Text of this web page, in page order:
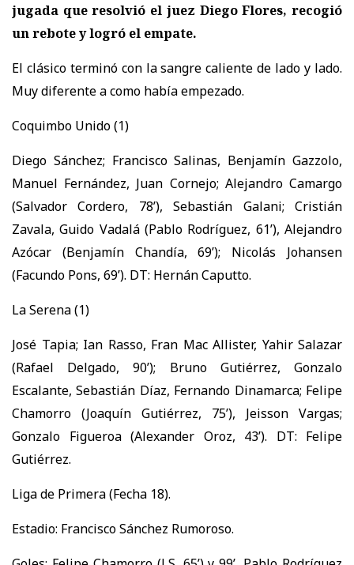
jugada que resolvió el juez Diego Flores, recogió
un rebote y logró el empate.
El clásico terminó con la sangre caliente de lado y lado.
Muy diferente a como había empezado.
Coquimbo Unido (1)
Diego Sánchez; Francisco Salinas, Benjamín Gazzolo,
Manuel Fernández, Juan Cornejo; Alejandro Camargo
(Salvador Cordero, 78’), Sebastián Galani; Cristián
Zavala, Guido Vadalá (Pablo Rodríguez, 61’), Alejandro
Azócar (Benjamín Chandía, 69’); Nicolás Johansen
(Facundo Pons, 69’). DT: Hernán Caputto.
La Serena (1)
José Tapia; Ian Rasso, Fran Mac Allister, Yahir Salazar
(Rafael Delgado, 90’); Bruno Gutiérrez, Gonzalo
Escalante, Sebastián Díaz, Fernando Dinamarca; Felipe
Chamorro (Joaquín Gutiérrez, 75’), Jeisson Vargas;
Gonzalo Figueroa (Alexander Oroz, 43’). DT: Felipe
Gutiérrez.
Liga de Primera (Fecha 18).
Estadio: Francisco Sánchez Rumoroso.